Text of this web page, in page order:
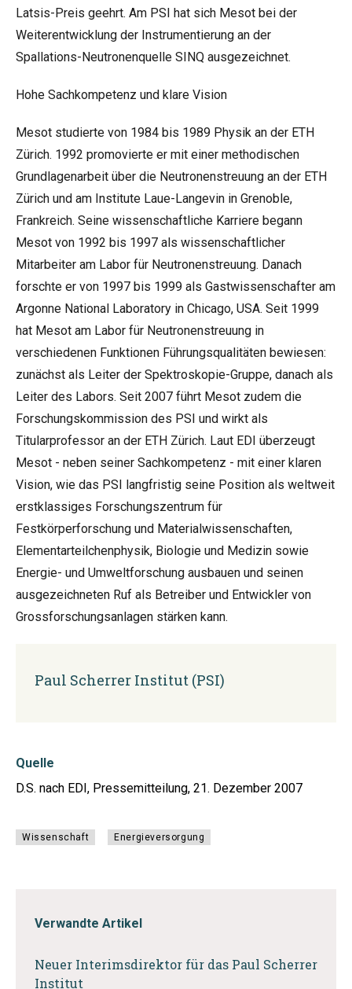
Latsis-Preis geehrt. Am PSI hat sich Mesot bei der
Weiterentwicklung der Instrumentierung an der
Spallations-Neutronenquelle SINQ ausgezeichnet.
Hohe Sachkompetenz und klare Vision
Mesot studierte von 1984 bis 1989 Physik an der ETH
Zürich. 1992 promovierte er mit einer methodischen
Grundlagenarbeit über die Neutronenstreuung an der ETH
Zürich und am Institute Laue-Langevin in Grenoble,
Frankreich. Seine wissenschaftliche Karriere begann
Mesot von 1992 bis 1997 als wissenschaftlicher
Mitarbeiter am Labor für Neutronenstreuung. Danach
forschte er von 1997 bis 1999 als Gastwissenschafter am
Argonne National Laboratory in Chicago, USA. Seit 1999
hat Mesot am Labor für Neutronenstreuung in
verschiedenen Funktionen Führungsqualitäten bewiesen:
zunächst als Leiter der Spektroskopie-Gruppe, danach als
Leiter des Labors. Seit 2007 führt Mesot zudem die
Forschungskommission des PSI und wirkt als
Titularprofessor an der ETH Zürich. Laut EDI überzeugt
Mesot - neben seiner Sachkompetenz - mit einer klaren
Vision, wie das PSI langfristig seine Position als weltweit
erstklassiges Forschungszentrum für
Festkörperforschung und Materialwissenschaften,
Elementarteilchenphysik, Biologie und Medizin sowie
Energie- und Umweltforschung ausbauen und seinen
ausgezeichneten Ruf als Betreiber und Entwickler von
Grossforschungsanlagen stärken kann.
Paul Scherrer Institut (PSI)
Quelle
D.S. nach EDI, Pressemitteilung, 21. Dezember 2007
Wissenschaft Energieversorgung
Verwandte Artikel
Neuer Interimsdirektor für das Paul Scherrer
Institut